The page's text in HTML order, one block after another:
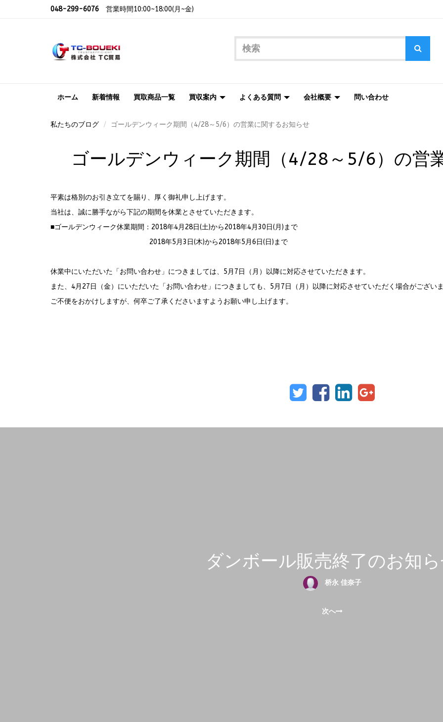
048-299-6076 営業時間10:00~18:00(月~金)
ホーム 新着情報 買取商品一覧 買収案内 よくある質問 会社概要 問い合わせ
私たちのブログ ゴールデンウィーク期間（4/28～5/6）の営業に関するお知らせ
ゴールデンウィーク期間（4/28～5/6）の営
平素は格別のお引き立てを賜り、厚く御礼申し上げます。
当社は、誠に勝手ながら下記の期間を休業とさせていただきます。
■ゴールデンウィーク休業期間：2018年4月28日(土)から2018年4月30日(月)まで
2018年5月3日(木)から2018年5月6日(日)まで
休業中にいただいた「お問い合わせ」につきましては、5月7日（月）以降に対応させていただきます。
また、4月27日（金）にいただいた「お問い合わせ」につきましても、5月7日（月）以降に対応させていただく場合がござい
ご不便をおかけしますが、何卒ご了承くださいますようお願い申し上げます。
ダンボール販売終了のお知
桥永 佳奈子
次へ